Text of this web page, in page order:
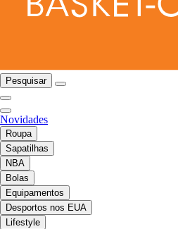
Pesquisar
Novidades
Roupa
Sapatilhas
NBA
Bolas
Equipamentos
Desportos nos EUA
Lifestyle